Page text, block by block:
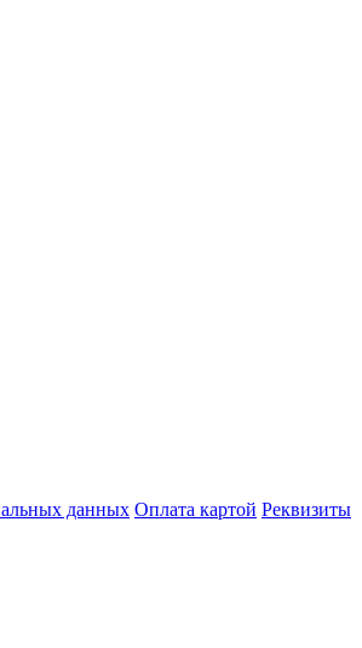
данных Оплата картой Реквизиты